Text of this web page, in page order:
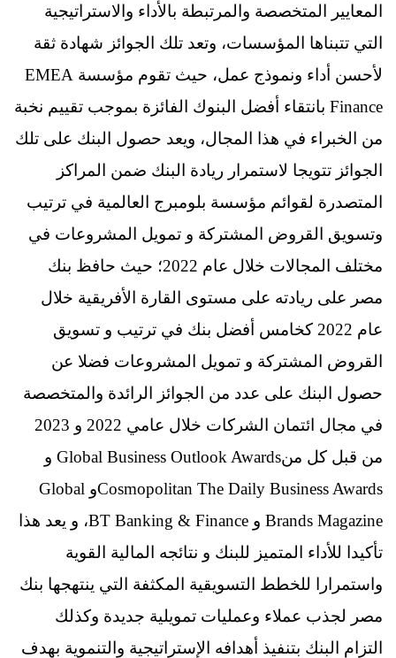
المعايير المتخصصة والمرتبطة بالأداء والاستراتيجية
التي تتبناها المؤسسات، وتعد تلك الجوائز شهادة ثقة
لأحسن أداء ونموذج عمل، حيث تقوم مؤسسة EMEA
Finance بانتقاء أفضل البنوك الفائزة بموجب تقييم نخبة
من الخبراء في هذا المجال، ويعد حصول البنك على تلك
الجوائز تتويجا لاستمرار ريادة البنك ضمن المراكز
المتصدرة لقوائم مؤسسة بلومبرج العالمية في ترتيب
وتسويق القروض المشتركة و تمويل المشروعات في
مختلف المجالات خلال عام 2022؛ حيث حافظ بنك
مصر على ريادته على مستوى القارة الأفريقية خلال
عام 2022 كخامس أفضل بنك في ترتيب و تسويق
القروض المشتركة و تمويل المشروعات فضلا عن
حصول البنك على عدد من الجوائز الرائدة والمتخصصة
في مجال ائتمان الشركات خلال عامي 2022 و 2023
من قبل كل منGlobal Business Outlook Awards و
Cosmopolitan The Daily Business Awardsو Global
Brands Magazine و BT Banking & Finance، و يعد هذا
تأكيدا للأداء المتميز للبنك و نتائجه المالية القوية
واستمرارا للخطط التسويقية المكثفة التي ينتهجها بنك
مصر لجذب عملاء وعمليات تمويلية جديدة وكذلك
التزام البنك بتنفيذ أهدافه الإستراتيجية والتنموية بهدف